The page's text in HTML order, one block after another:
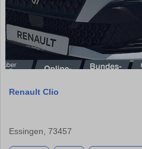
Renault Clio
Essingen, 73457